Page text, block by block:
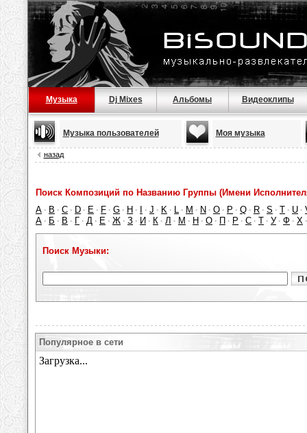
Музыка Dj Mixes Альбомы Видеоклипы
Музыка пользователей Моя музыка
назад
Поиск Композиций по Названию Группы (Имени
A · B · C · D · E · F · G · H · · J · K · L · M · N · O · P · Q · R · S · T · U ·
А · Б · В · Г · Д · Е · Ж · З · И · К · Л · М · Н · О · П · Р · С · Т · У · Ф · Х
Поиск Музыки:
Популярное в сети